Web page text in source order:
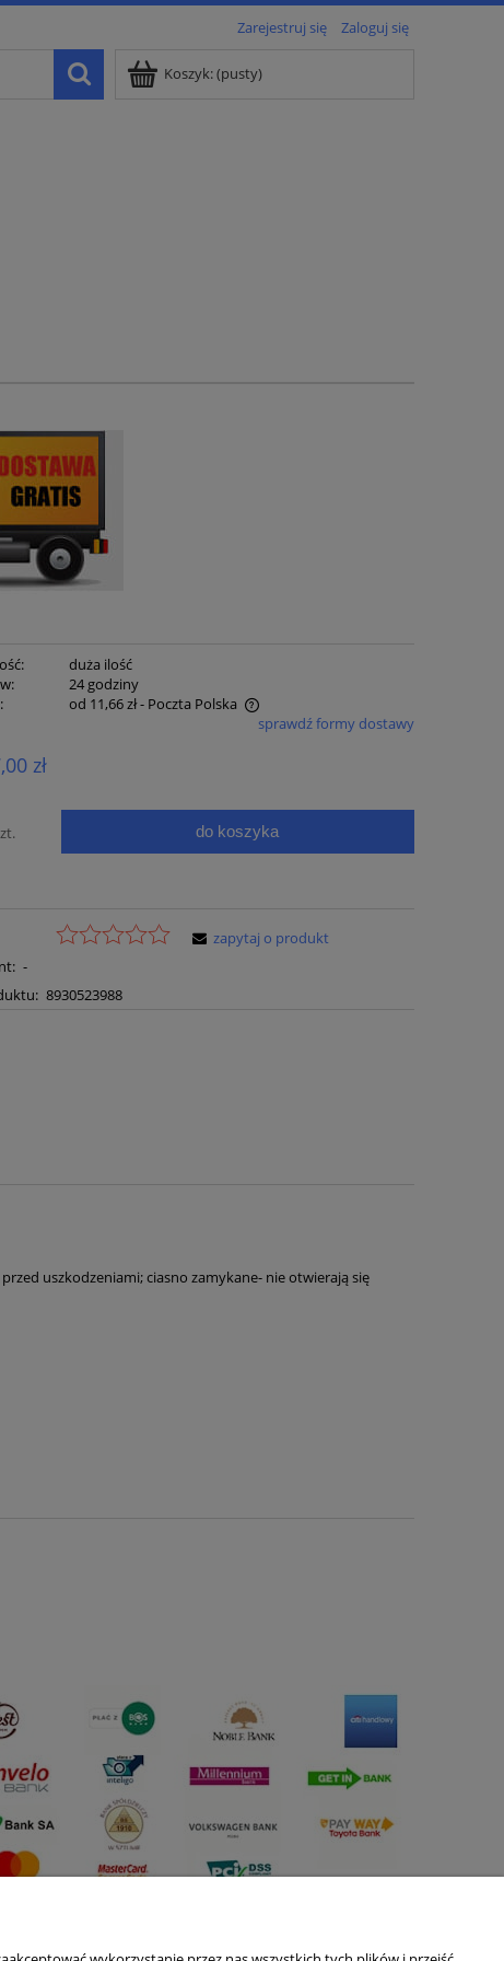
Zarejestruj się Zaloguj się
Koszyk:(pusty)
duża ilość
24 godziny
od 11,66 zł- Poczta Polska
sprawdź formy dostawy
zł
do koszyka
-
8930523988
zapytaj o produkt
uszkodzeniami; ciasno zamykane- nie otwierają się